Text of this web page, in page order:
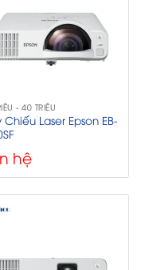
- 40 TRIỆU
Chiếu Laser Epson EB-
hệ